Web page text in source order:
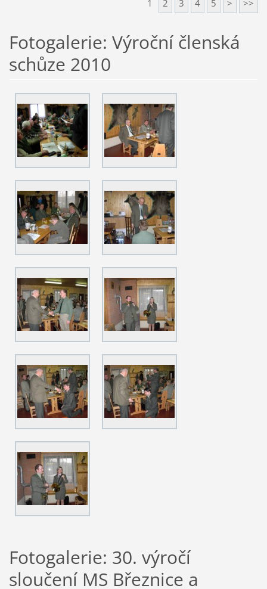
1 2 3 4 5 > >>
Fotogalerie: Výroční členská
schůze 2010
Fotogalerie: 30. výročí
sloučení MS Březnice a